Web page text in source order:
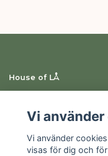
House of LÅ
Sociala medier
Vi
Vi använder
visas för dig och